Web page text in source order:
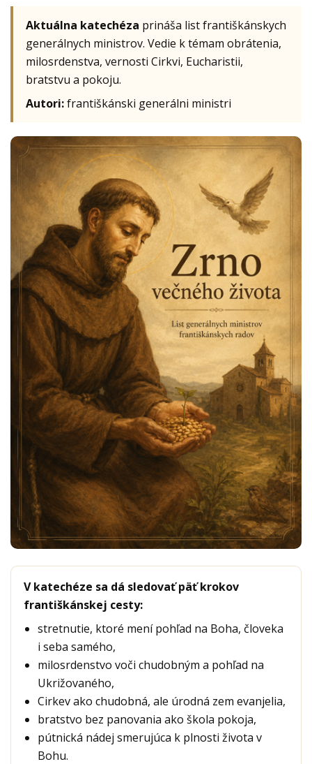
Aktuálna katechéza prináša list františkánskych
generálnych ministrov. Vedie k témam obrátenia,
milosrdenstva, vernosti Cirkvi, Eucharistii,
bratstvu a pokoju.
Autori:františkánski generálni ministri
V katechéze sa dá sledovať päť krokov
františkánskej cesty:
stretnutie, ktoré mení pohľad na Boha, človeka
i seba samého,
milosrdenstvo voči chudobným a pohľad na
Ukrižovaného,
Cirkev ako chudobná, ale úrodná zem evanjelia,
bratstvo bez panovania ako škola pokoja,
pútnická nádej smerujúca k plnosti života v
Bohu.